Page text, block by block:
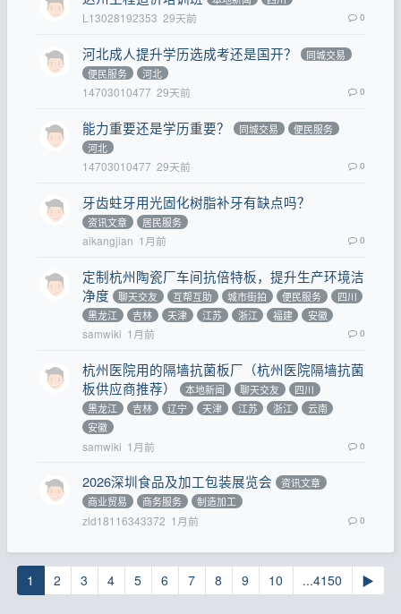
L13028192353 29天前 0
河北成人提升学历选成考还是国开？
同城交易
便民服务
河北
14703010477 29天前 0
能力重要还是学历重要？ 同城交易
便民服务
河北
14703010477 29天前 0
牙齿蛀牙用光固化树脂补牙有缺点吗？
资讯文章 居民服务
aikangjian 1月前 0
定制杭州陶瓷厂车间抗倍特板，提升生产环境洁
净度
聊天交友 互帮互助 城市街拍 便民服务
四川
黑龙江
吉林 天津 江苏 浙江 福建 安徽
samwiki 1月前 0
杭州医院用的隔墙抗菌板厂（杭州医院隔墙抗菌
板供应商推荐）
本地新闻 聊天交友
四川
黑龙江
吉林 辽宁 天津 江苏 浙江
云南
安徽
samwiki 1月前 0
2026深圳食品及加工包装展览会
资讯文章
商业贸易
商务服务 制造加工
zld18116343372 1月前 0
1 2 3 4 5 6 7 8 9 10 ...4150 ▶